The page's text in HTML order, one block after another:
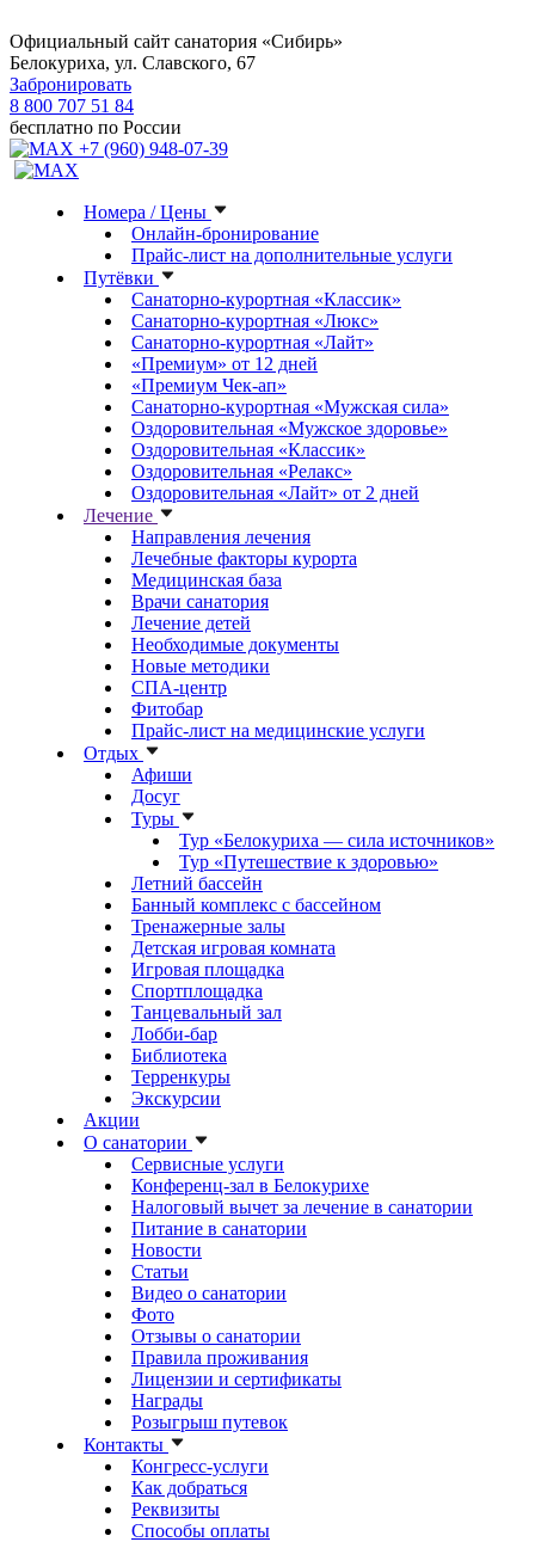
Официальный сайт санатория «Сибирь»
Белокуриха, ул. Славского, 67
Забронировать
8 800 707 51 84
бесплатно по России
+7 (960) 948-07-39
Номера / Цены
Онлайн-бронирование
Прайс-лист на дополнительные услуги
Путёвки
Санаторно-курортная «Классик»
Санаторно-курортная «Люкс»
Санаторно-курортная «Лайт»
«Премиум» от 12 дней
«Премиум Чек-ап»
Санаторно-курортная «Мужская сила»
Оздоровительная «Мужское здоровье»
Оздоровительная «Классик»
Оздоровительная «Релакс»
Оздоровительная «Лайт» от 2 дней
Лечение
Направления лечения
Лечебные факторы курорта
Медицинская база
Врачи санатория
Лечение детей
Необходимые документы
Новые методики
СПА-центр
Фитобар
Прайс-лист на медицинские услуги
Отдых
Афиши
Досуг
Туры
Тур «Белокуриха — сила источников»
Тур «Путешествие к здоровью»
Летний бассейн
Банный комплекс с бассейном
Тренажерные залы
Детская игровая комната
Игровая площадка
Спортплощадка
Танцевальный зал
Лобби-бар
Библиотека
Терренкуры
Экскурсии
Акции
О санатории
Сервисные услуги
Конференц-зал в Белокурихе
Налоговый вычет за лечение в санатории
Питание в санатории
Новости
Статьи
Видео о санатории
Фото
Отзывы о санатории
Правила проживания
Лицензии и сертификаты
Награды
Розыгрыш путевок
Контакты
Конгресс-услуги
Как добраться
Реквизиты
Способы оплаты